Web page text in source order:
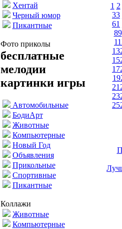
Хентай
Черный юмор
Пикантные
Фото приколы
бесплатные
мелодии
картинки игры
Автомобильные
БодиАрт
Животные
Компьютерные
Новый Год
Объявления
Прикольные
Спортивные
Пикантные
Коллажи
Животные
Компьютерные
1 2
33
61
89